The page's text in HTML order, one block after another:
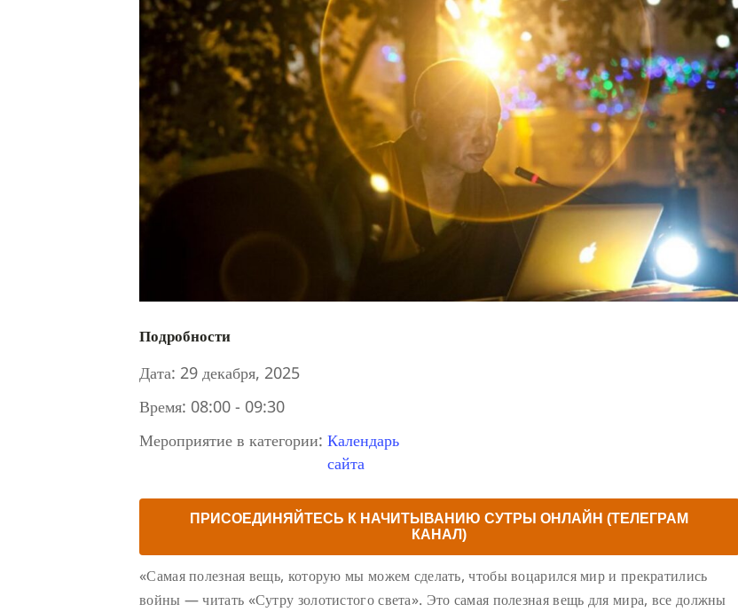
Подробности
Дата: 29 декабря, 2025
Время: 08:00 - 09:30
Мероприятие в категории: Календарь
сайта
ПРИСОЕДИНЯЙТЕСЬ К НАЧИТЫВАНИЮ СУТРЫ ОНЛАЙН (ТЕЛЕГРАМ
КАНАЛ)
«Самая полезная вещь, которую мы можем сделать, чтобы воцарился мир и прекратились
войны — читать «Сутру золотистого света». Это самая полезная вещь для мира, все должны